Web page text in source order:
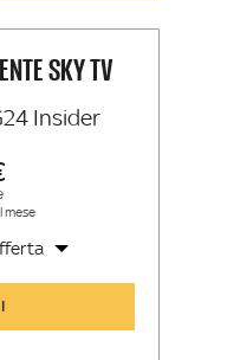
Sky TG24
SKY TV
Insider
mese